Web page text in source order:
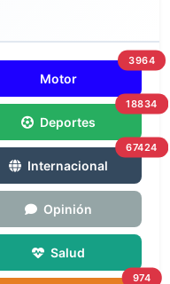
Motor
3964
Deportes
18834
Internacional
67424
Opinión
Salud
974